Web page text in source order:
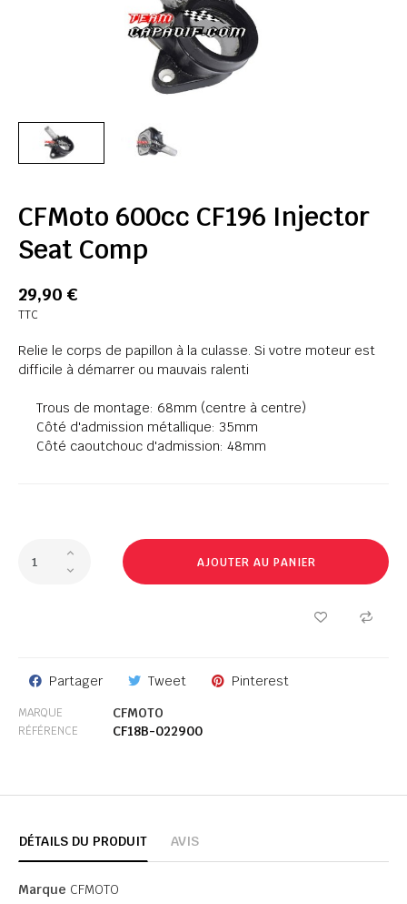
CFMoto 600cc CF196 Injector
Seat Comp
29,90 €
TTC
Relie le corps de papillon à la culasse. Si votre moteur est
difficile à démarrer ou mauvais ralenti
Trous de montage: 68mm (centre à centre)
Côté d'admission métallique: 35mm
Côté caoutchouc d'admission: 48mm
AJOUTER AU PANIER
Partager Tweet Pinterest
MARQUE CFMOTO
RÉFÉRENCE CF18B-022900
DÉTAILS DU PRODUIT AVIS
Marque CFMOTO